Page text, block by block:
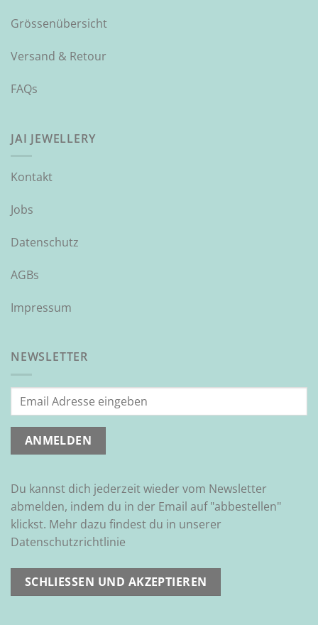
Grössenübersicht
Versand & Retour
FAQs
JAI JEWELLERY
Kontakt
Jobs
Datenschutz
AGBs
Impressum
NEWSLETTER
Du kannst dich jederzeit wieder vom Newsletter
abmelden, indem du in der Email auf "abbestellen"
klickst. Mehr dazu findest du in unserer
Datenschutzrichtlinie